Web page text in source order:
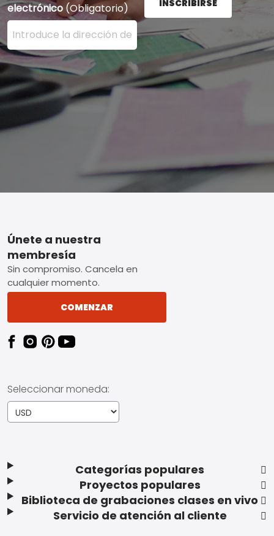
electrónico (Obligatorio)
Ingrese su dirección de correo electrónico aquí y
INSCRIBIRSE
Footer
Categorías populares
Proyectos populares
Biblioteca de grabaciones clases en vivo
Servicio de atención al cliente
Únete a nuestra
membresía
Sin compromiso. Cancela en
cualquier momento.
COMENZAR
Seleccionar moneda: